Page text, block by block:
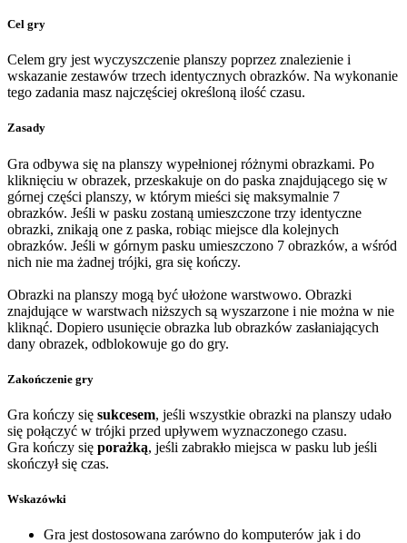
Cel gry
Celem gry jest wyczyszczenie planszy poprzez znalezienie i
wskazanie zestawów trzech identycznych obrazków. Na wykonanie
tego zadania masz najczęściej określoną ilość czasu.
Zasady
Gra odbywa się na planszy wypełnionej różnymi obrazkami. Po
kliknięciu w obrazek, przeskakuje on do paska znajdującego się w
górnej części planszy, w którym mieści się maksymalnie 7
obrazków. Jeśli w pasku zostaną umieszczone trzy identyczne
obrazki, znikają one z paska, robiąc miejsce dla kolejnych
obrazków. Jeśli w górnym pasku umieszczono 7 obrazków, a wśród
nich nie ma żadnej trójki, gra się kończy.
Obrazki na planszy mogą być ułożone warstwowo. Obrazki
znajdujące w warstwach niższych są wyszarzone i nie można w nie
kliknąć. Dopiero usunięcie obrazka lub obrazków zasłaniających
dany obrazek, odblokowuje go do gry.
Zakończenie gry
Gra kończy się sukcesem, jeśli wszystkie obrazki na planszy udało
się połączyć w trójki przed upływem wyznaczonego czasu.
Gra kończy się porażką, jeśli zabrakło miejsca w pasku lub jeśli
skończył się czas.
Wskazówki
Gra jest dostosowana zarówno do komputerów jak i do